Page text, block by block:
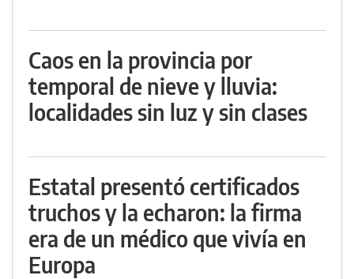
Caos en la provincia por
temporal de nieve y lluvia:
localidades sin luz y sin clases
Estatal presentó certificados
truchos y la echaron: la firma
era de un médico que vivía en
Europa